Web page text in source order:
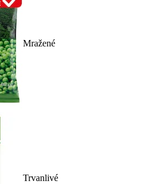
Mražené
Trvanlivé